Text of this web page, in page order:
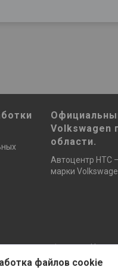
Volkswagen
области.
Автоцентр НТС
марки
на платформе Deal.by
обработки файлов cookies
файлов cookie